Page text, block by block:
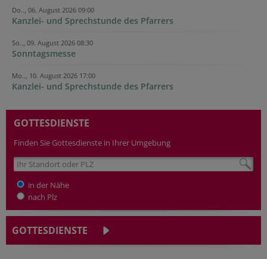
Do.., 06. August 2026 09:00
Kanzlei- und Sprechstunde des Pfarrers
So.., 09. August 2026 08:30
Sonntagsmesse
Mo.., 10. August 2026 17:00
Kanzlei- und Sprechstunde des Pfarrers
GOTTESDIENSTE
Finden Sie Gottesdienste in Ihrer Umgebung
in der Nähe
nach Plz
GOTTESDIENSTE